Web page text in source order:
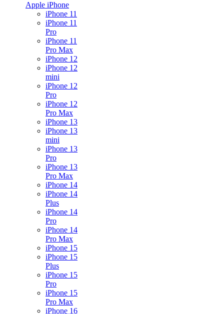
Apple iPhone
iPhone 11
iPhone 11
Pro
iPhone 11
Pro Max
iPhone 12
iPhone 12
mini
iPhone 12
Pro
iPhone 12
Pro Max
iPhone 13
iPhone 13
mini
iPhone 13
Pro
iPhone 13
Pro Max
iPhone 14
iPhone 14
Plus
iPhone 14
Pro
iPhone 14
Pro Max
iPhone 15
iPhone 15
Plus
iPhone 15
Pro
iPhone 15
Pro Max
iPhone 16